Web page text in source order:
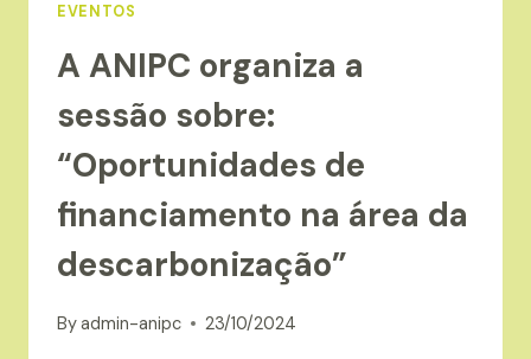
EVENTOS
A ANIPC organiza a
sessão sobre:
“Oportunidades de
financiamento na área da
descarbonização”
Byadmin-anipc 23/10/2024